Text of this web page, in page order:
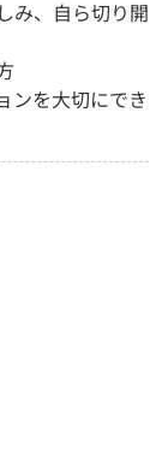
み、自ら切り開
ンを大切にでき